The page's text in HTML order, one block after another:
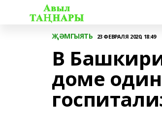
ҖӘМГЫЯТЬ 23 ФЕВРАЛЯ 2020, 18:49
В
доме